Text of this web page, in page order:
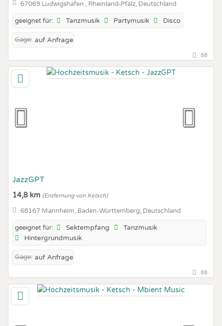
67069 Ludwigshafen , Rheinland-Pfalz, Deutschland
geeignet für: Tanzmusik Partymusik Disco
Gage: auf Anfrage
88
JazzGPT
14,8 km (Entfernung von Ketsch)
68167 Mannheim, Baden-Württemberg, Deutschland
geeignet für: Sektempfang
Tanzmusik
Hintergrundmusik
Gage: auf Anfrage
88